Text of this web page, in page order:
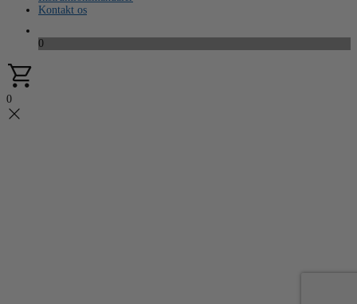
Kontakt os
0
0